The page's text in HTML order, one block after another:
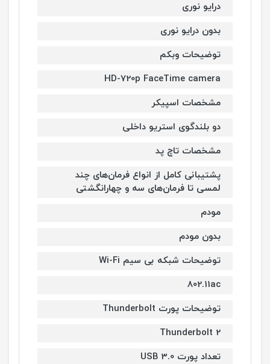
درایو نوری
بدون درایو نوری
توضیحات وبکم
HD-720p FaceTime camera
مشخصات اسپیکر
دو بلندگوی استریو داخلی
مشخصات تاچ پد
پشتیبانی کامل از انواع فرمان‌های چند
لمسی تا فرمان‌های سه و چهارانگشتی
مودم
بدون مودم
توضیحات شبکه بی سیم Wi-Fi
802.11ac
توضیحات پورت Thunderbolt
Thunderbolt 2
تعداد پورت USB 3.0